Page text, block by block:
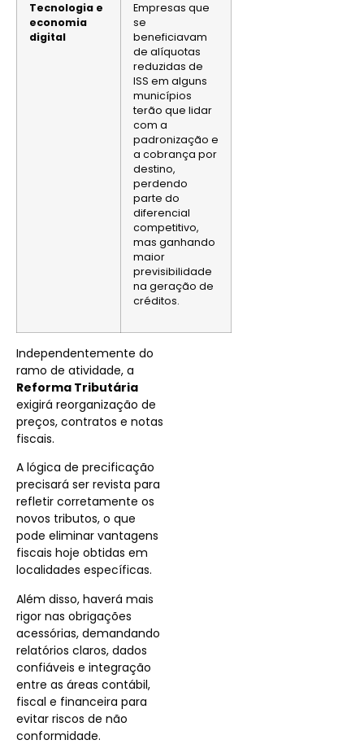
Tecnologia e
economia
digital
Empresas que
se
beneficiavam
de alíquotas
reduzidas de
ISS em alguns
municípios
terão que lidar
com a
padronização e
a cobrança por
destino,
perdendo
parte do
diferencial
competitivo,
mas ganhando
maior
previsibilidade
na geração de
créditos.
Independentemente do
ramo de atividade, a
Reforma Tributária
exigirá reorganização de
preços, contratos e notas
fiscais.
A lógica de precificação
precisará ser revista para
refletir corretamente os
novos tributos, o que
pode eliminar vantagens
fiscais hoje obtidas em
localidades específicas.
Além disso, haverá mais
rigor nas obrigações
acessórias, demandando
relatórios claros, dados
confiáveis e integração
entre as áreas contábil,
fiscal e financeira para
evitar riscos de não
conformidade.